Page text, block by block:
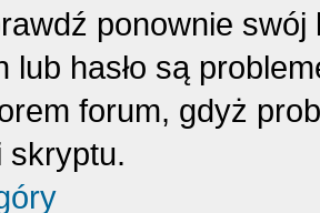
ponownie swój
lub hasło są
forum, gdyż
skryptu.